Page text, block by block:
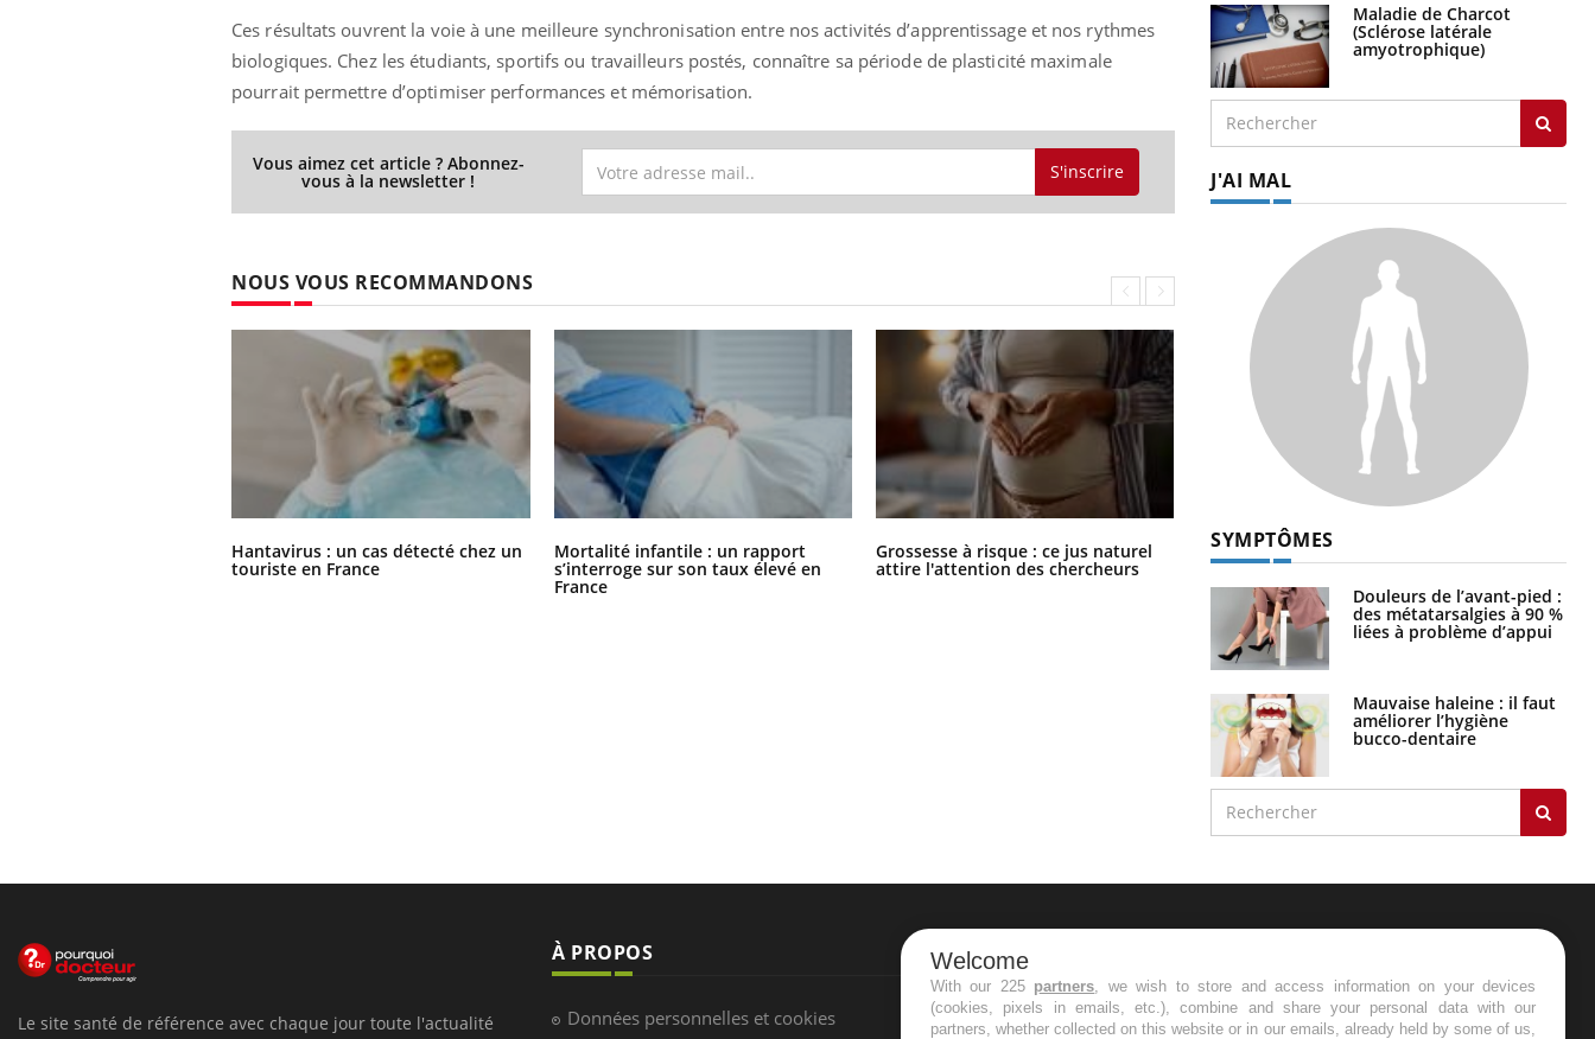
Ces résultats ouvrent la voie à une meilleure synchronisation entre nos activités d’apprentissage et nos rythmes
biologiques. Chez les étudiants, sportifs ou travailleurs postés, connaître sa période de plasticité maximale
pourrait permettre d’optimiser performances et mémorisation.
Vous aimez cet article ? Abonnez-
vous à la newsletter ! S'inscrire
NOUS VOUS RECOMMANDONS
Hantavirus : un cas détecté chez un
touriste en France
Mortalité infantile : un rapport
s’interroge sur son taux élevé en
France
Grossesse à risque : ce jus naturel
attire l'attention des chercheurs
Comment oublier les écrans en
vacances ?
Maladie de Charcot
(Sclérose latérale
amyotrophique)
J'AI MAL
SYMPTÔMES
Douleurs de l’avant-pied :
des métatarsalgies à 90 %
liées à problème d’appui
Mauvaise haleine : il faut
améliorer l’hygiène
bucco-dentaire
Le site santé de référence avec chaque jour toute l'actualité
À PROPOS
Données personnelles et cookies
NEWSLETTER
Recevez toutes les semaines les meilleures
infos santé
Welcome
With our 225 partners, we wish to store and access information on your devices
(cookies, pixels in emails, etc.), combine and share your personal data with our
partners, whether collected on this website or in our emails, already held by some of us,